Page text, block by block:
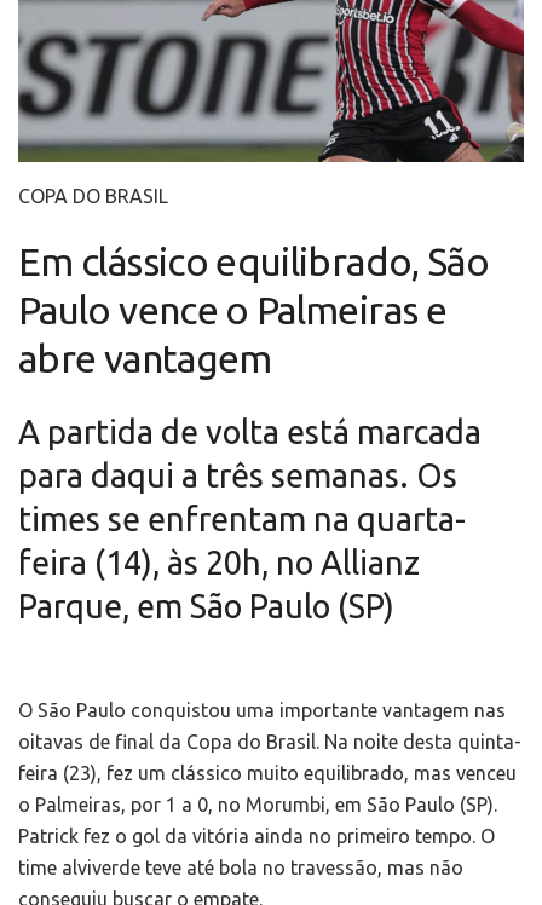
COPA DO BRASIL
Em clássico equilibrado, São
Paulo vence o Palmeiras e
abre vantagem
A partida de volta está marcada
para daqui a três semanas. Os
times se enfrentam na quarta-
feira (14), às 20h, no Allianz
Parque, em São Paulo (SP)
O São Paulo conquistou uma importante vantagem nas
oitavas de final da Copa do Brasil. Na noite desta quinta-
feira (23), fez um clássico muito equilibrado, mas venceu
o Palmeiras, por 1 a 0, no Morumbi, em São Paulo (SP).
Patrick fez o gol da vitória ainda no primeiro tempo. O
time alviverde teve até bola no travessão, mas não
conseguiu buscar o empate.